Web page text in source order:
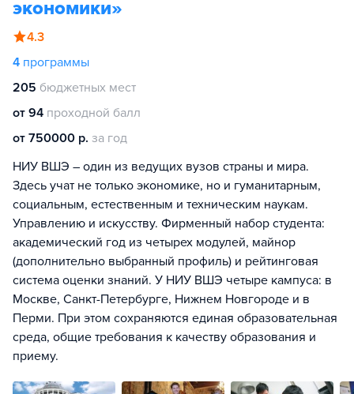
экономики»
4.3
4 программы
205 бюджетных мест
от 94 проходной балл
от 750000 р. за год
НИУ ВШЭ – один из ведущих вузов страны и мира.
Здесь учат не только экономике, но и гуманитарным,
социальным, естественным и техническим наукам.
Управлению и искусству. Фирменный набор студента:
академический год из четырех модулей, майнор
(дополнительно выбранный профиль) и рейтинговая
система оценки знаний. У НИУ ВШЭ четыре кампуса: в
Москве, Санкт-Петербурге, Нижнем Новгороде и в
Перми. При этом сохраняются единая образовательная
среда, общие требования к качеству образования и
приему.